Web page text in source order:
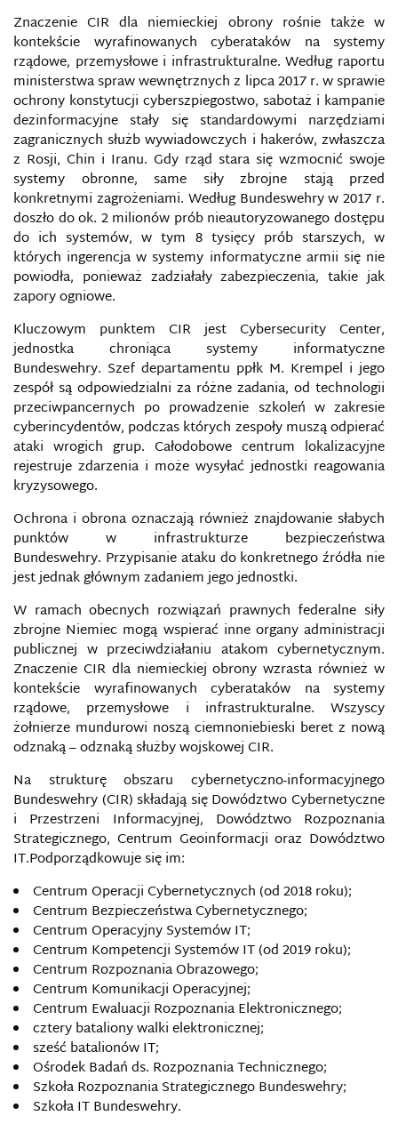
Znaczenie CIR dla niemieckiej obrony rośnie także w
kontekście wyrafinowanych cyberataków na systemy
rządowe, przemysłowe i infrastrukturalne. Według raportu
ministerstwa spraw wewnętrznych z lipca 2017 r. w sprawie
ochrony konstytucji cyberszpiegostwo, sabotaż i kampanie
dezinformacyjne stały się standardowymi narzędziami
zagranicznych służb wywiadowczych i hakerów, zwłaszcza
z Rosji, Chin i Iranu. Gdy rząd stara się wzmocnić swoje
systemy obronne, same siły zbrojne stają przed
konkretnymi zagrożeniami. Według Bundeswehry w 2017 r.
doszło do ok. 2 milionów prób nieautoryzowanego dostępu
do ich systemów, w tym 8 tysięcy prób starszych, w
których ingerencja w systemy informatyczne armii się nie
powiodła, ponieważ zadziałały zabezpieczenia, takie jak
zapory ogniowe.
Kluczowym punktem CIR jest Cybersecurity Center,
jednostka chroniąca systemy informatyczne
Bundeswehry. Szef departamentu ppłk M. Krempel i jego
zespół są odpowiedzialni za różne zadania, od technologii
przeciwpancernych po prowadzenie szkoleń w zakresie
cyberincydentów, podczas których zespoły muszą odpierać
ataki wrogich grup. Całodobowe centrum lokalizacyjne
rejestruje zdarzenia i może wysyłać jednostki reagowania
kryzysowego.
Ochrona i obrona oznaczają również znajdowanie słabych
punktów w infrastrukturze bezpieczeństwa
Bundeswehry. Przypisanie ataku do konkretnego źródła nie
jest jednak głównym zadaniem jego jednostki.
W ramach obecnych rozwiązań prawnych federalne siły
zbrojne Niemiec mogą wspierać inne organy administracji
publicznej w przeciwdziałaniu atakom cybernetycznym.
Znaczenie CIR dla niemieckiej obrony wzrasta również w
kontekście wyrafinowanych cyberataków na systemy
rządowe, przemysłowe i infrastrukturalne. Wszyscy
żołnierze mundurowi noszą ciemnoniebieski beret z nową
odznaką – odznaką służby wojskowej CIR.
Na strukturę obszaru cybernetyczno-informacyjnego
Bundeswehry (CIR) składają sięDowództwo Cybernetyczne
i Przestrzeni Informacyjnej, Dowództwo Rozpoznania
Strategicznego, Centrum Geoinformacji oraz Dowództwo
IT.Podporządkowuje się im:
Centrum Operacji Cybernetycznych (od 2018 roku);
Centrum Bezpieczeństwa Cybernetycznego;
Centrum Operacyjny Systemów IT;
Centrum Kompetencji Systemów IT (od 2019 roku);
Centrum Rozpoznania Obrazowego;
Centrum Komunikacji Operacyjnej;
Centrum Ewaluacji Rozpoznania Elektronicznego;
cztery bataliony walki elektronicznej;
sześć batalionów IT;
Ośrodek Badań ds. Rozpoznania Technicznego;
Szkoła Rozpoznania Strategicznego Bundeswehry;
Szkoła IT Bundeswehry.
BEZPIECZEŃSTWO W KAMPANIACH WYBORCZYCH
W INTERNECIE
BEZPIECZEŃSTWO W MEDIACH
SPOŁECZNOŚCIOWYCH
BEZPIECZEŃSTWO W SIECI
BIAŁA, SZARA I CZARNA PROPAGANDA
BIAŁY WYWIAD
BIG DATA
BITWA WIELOOBSZAROWA
BIURO INFORMACJI I PRASY NATO
BLOKADA INFORMACYJNA
BOTNET
CAMBRIDGE ANALYTICA
CENTRUM ANALIZ PROPAGANDY I DEZINFORMACJI
CYBERATAKAMI
CENTRUM EKSPERCKIE NATO DS. KOMUNIKACJI
STRATEGICZNEJ
CENZURA
CERT
CLEAN IT PROJECT
CYBERATAK
CYBERBEZPIECZEŃSTWO
CYBERBROŃ
CYBERCENZURA
CYBERGRUPY
CYBERKONFLIKT
CYBERPRZEMOC